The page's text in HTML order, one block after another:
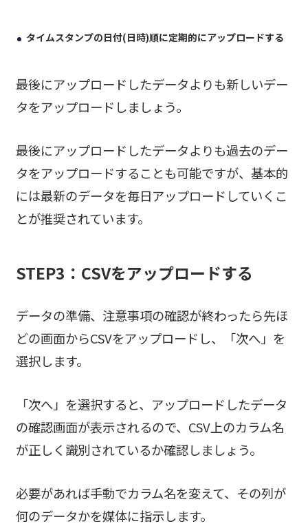
タイムスタンプの日付(日時)順に定期的にアップロードする
最後にアップロードしたデータよりも新しいデー
タをアップロードしましょう。
最後にアップロードしたデータよりも過去のデー
タをアップロードすることも可能ですが、基本的
には最新のデータを毎日アップロードしていくこ
とが推奨されています。
STEP3：CSVをアップロードする
データの準備、注意事項の確認が終わったら先ほ
どの画面からCSVをアップロードし、「次へ」を
選択します。
「次へ」を選択すると、アップロードしたデータ
の確認画面が表示されるので、CSV上のカラム名
が正しく識別されているか確認しましょう。
必要があれば手動でカラム名を変えて、その列が
何のデータかを媒体に指示します。